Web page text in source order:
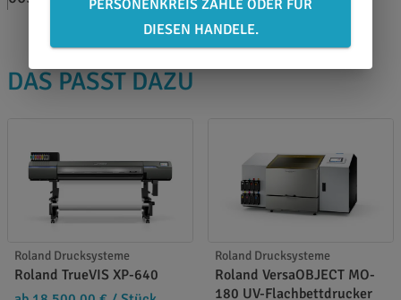
DAS PASST DAZU
Roland Drucksysteme
Roland TrueVIS XP-640
Roland Drucksysteme
Roland VersaOBJECT MO-
180 UV-Flachbettdrucker
PERSONENKREIS ZÄHLE ODER FÜR
DIESEN HANDELE.